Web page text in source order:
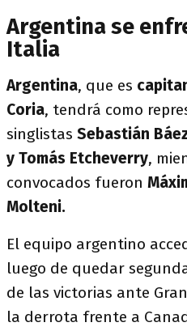
Argentina se
Italia
Argentina, que es
Coria, tendrá como
singlistas Sebastián
y Tomás Etcheverry,
convocados fueron
Molteni.
El equipo argentino
luego de quedar
de las victorias ante
la derrota frente a